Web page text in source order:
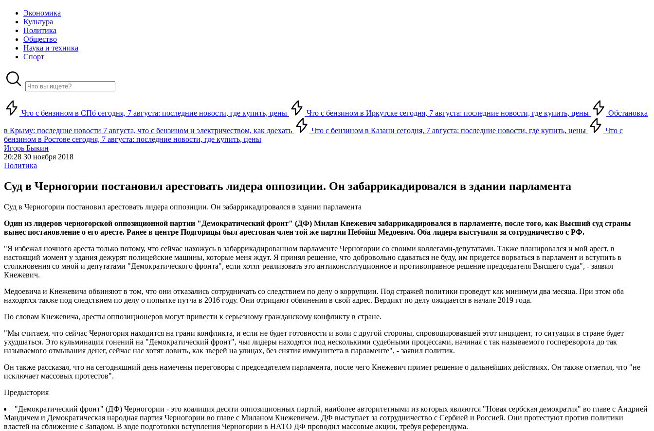
Экономика
Культура
Политика
Общество
Наука и техника
Спорт
Что с бензином в СПб сегодня, 7 августа: последние новости, где купить, цены Что с бензином в Иркутске сегодня, 7 августа: последние новости, где купить, цены Обстановка
в Крыму: последние новости 7 августа, что с бензином и электричеством, как доехать Что с бензином в Казани сегодня, 7 августа: последние новости, где купить, цены
Что с
бензином в Ростове сегодня, 7 августа: последние новости, где купить, цены
Игорь Быкин
20:28 30 ноября 2018
Политика
Суд в Черногории постановил арестовать лидера оппозиции. Он забаррикадировался в здании парламента
Суд в Черногории постановил арестовать лидера оппозиции. Он забаррикадировался в здании парламента
Один из лидеров черногорской оппозиционной партии "Демократический фронт" (ДФ) Милан Кнежевич забаррикадировался в парламенте, после того, как Высший суд страны
вынес постановление о его аресте. Ранее в центре Подгорицы был арестован член той же партии Небойш Медоевич. Оба лидера выступали за сотрудничество с РФ.
"Я избежал ночного ареста только потому, что сейчас нахожусь в забаррикадированном парламенте Черногории со своими коллегами-депутатами. Также планировался и мой арест, в
настоящий момент у здания дежурят полицейские машины, которые меня ждут. Я принял решение, что добровольно сдаваться не буду, им придется ворваться в парламент и вступить в
столкновения со мной и депутатами "Демократического фронта", если хотят реализовать это антиконституционное и противоправное решение председателя Высшего суда", - заявил
Кнежевич.
Медоевича и Кнежевича обвиняют в том, что они отказались сотрудничать со следствием по делу о коррупции. Под стражей политики проведут как минимум два месяца. При этом оба
находятся также под следствием по делу о попытке путча в 2016 году. Они отрицают обвинения в свой адрес. Вердикт по делу ожидается в начале 2019 года.
По словам Кнежевича, аресты оппозиционеров могут привести к серьезному гражданскому конфликту в стране.
"Мы считаем, что сейчас Черногория находится на грани конфликта, и если не будет готовности и воли с другой стороны, спровоцировавшей этот инцидент, то ситуация в стране будет
ухудшаться. Это кульминация гонений на "Демократический фронт", чьи лидеры находятся под несколькими судебными процессами, начиная с так называемого госпереворота до так
называемого отмывания денег, сейчас нас хотят ловить, как зверей на улицах, без снятия иммунитета в парламенте", - заявил политик.
Он также рассказал, что на сегодняшний день намечены переговоры с председателем парламента, после чего Кнежевич примет решение о дальнейших действиях. Он также отметил, что "не
исключает массовых протестов".
Предыстория
"Демократический фронт" (ДФ) Черногории - это коалиция десяти оппозиционных партий, наиболее авторитетными из которых являются "Новая сербская демократия" во главе с Андрией
Мандичем и Демократическая народная партия Черногории во главе с Миланом Кнежевичем. ДФ выступает за сотрудничество с Сербией и Россией. Они протестуют против политики
властей на сближение с Западом. В ходе подготовки вступления Черногории в НАТО ДФ проводил массовые акции, требуя референдума.